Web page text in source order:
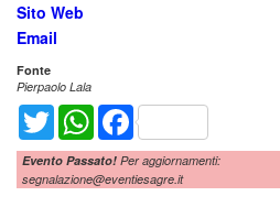
Sito Web
Email
Fonte
Pierpaolo Lala
Twitter WhatsAppFacebook
Evento Passato! Per aggiornamenti:
segnalazione@eventiesagre.it